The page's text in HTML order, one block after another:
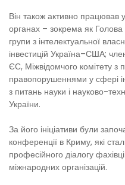
Він також активно працював
органах – зокрема як Голова
групи з інтелектуальної
інвестицій Україна–США;
ЄС, Міжвідомчого комітету з
правопорушеннями у сфері
з питань науки і науково-
України.
За його ініціативи були
конференції в Криму, які
професійного діалогу
міжнародних організацій.